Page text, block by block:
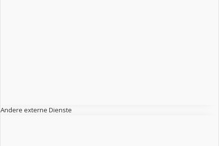
Andere externe Dienste